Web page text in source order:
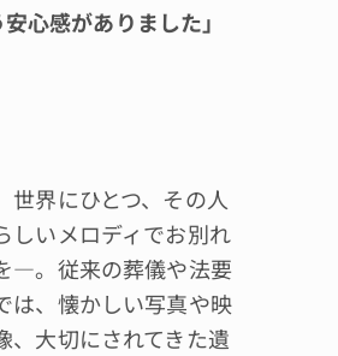
心感がありました」
世界にひとつ、その人
しいメロディでお別れ
―。従来の葬儀や法要
は、懐かしい写真や映
、大切にされてきた遺